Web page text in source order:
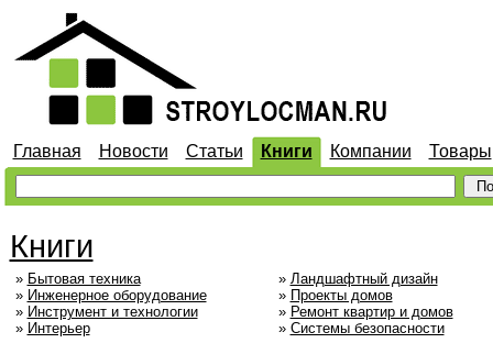
Главная Новости Статьи Книги Компании Товары
Книги
» Бытовая техника
» Инженерное оборудование
» Инструмент и технологии
» Интерьер
» Ландшафтный дизайн
» Проекты домов
» Ремонт квартир и домов
» Системы безопасности